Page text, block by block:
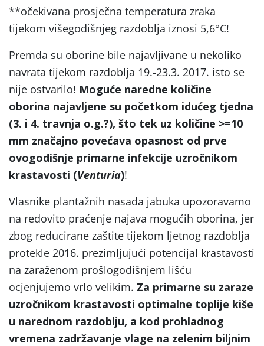
**očekivana prosječna temperatura zraka
tijekom višegodišnjeg razdoblja iznosi 5,6°C!
Premda su oborine bile najavljivane u nekoliko
navrata tijekom razdoblja 19.-23.3. 2017. isto se
nije ostvarilo! Moguće naredne količine
oborina najavljene su početkom idućeg tjedna
(3. i 4. travnja o.g.?), što tek uz količine >=10
mm značajno povećava opasnost od prve
ovogodišnje primarne infekcije uzročnikom
krastavosti (Venturia)!
Vlasnike plantažnih nasada jabuka upozoravamo
na redovito praćenje najava mogućih oborina, jer
zbog reducirane zaštite tijekom ljetnog razdoblja
protekle 2016. prezimljujući potencijal krastavosti
na zaraženom prošlogodišnjem lišću
ocjenjujemo vrlo velikim. Za primarne su zaraze
uzročnikom krastavosti optimalne toplije kiše
u narednom razdoblju, a kod prohladnog
vremena zadržavanje vlage na zelenim biljnim